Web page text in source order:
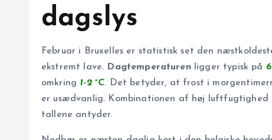
dagslys
Februar i Bruxelles er statistisk set den
ekstremt lave. Dagtemperaturenligger typisk på
omkring 1-2 °C. Det betyder, at frost i
er usædvanlig. Kombinationen af høj
tallene antyder.